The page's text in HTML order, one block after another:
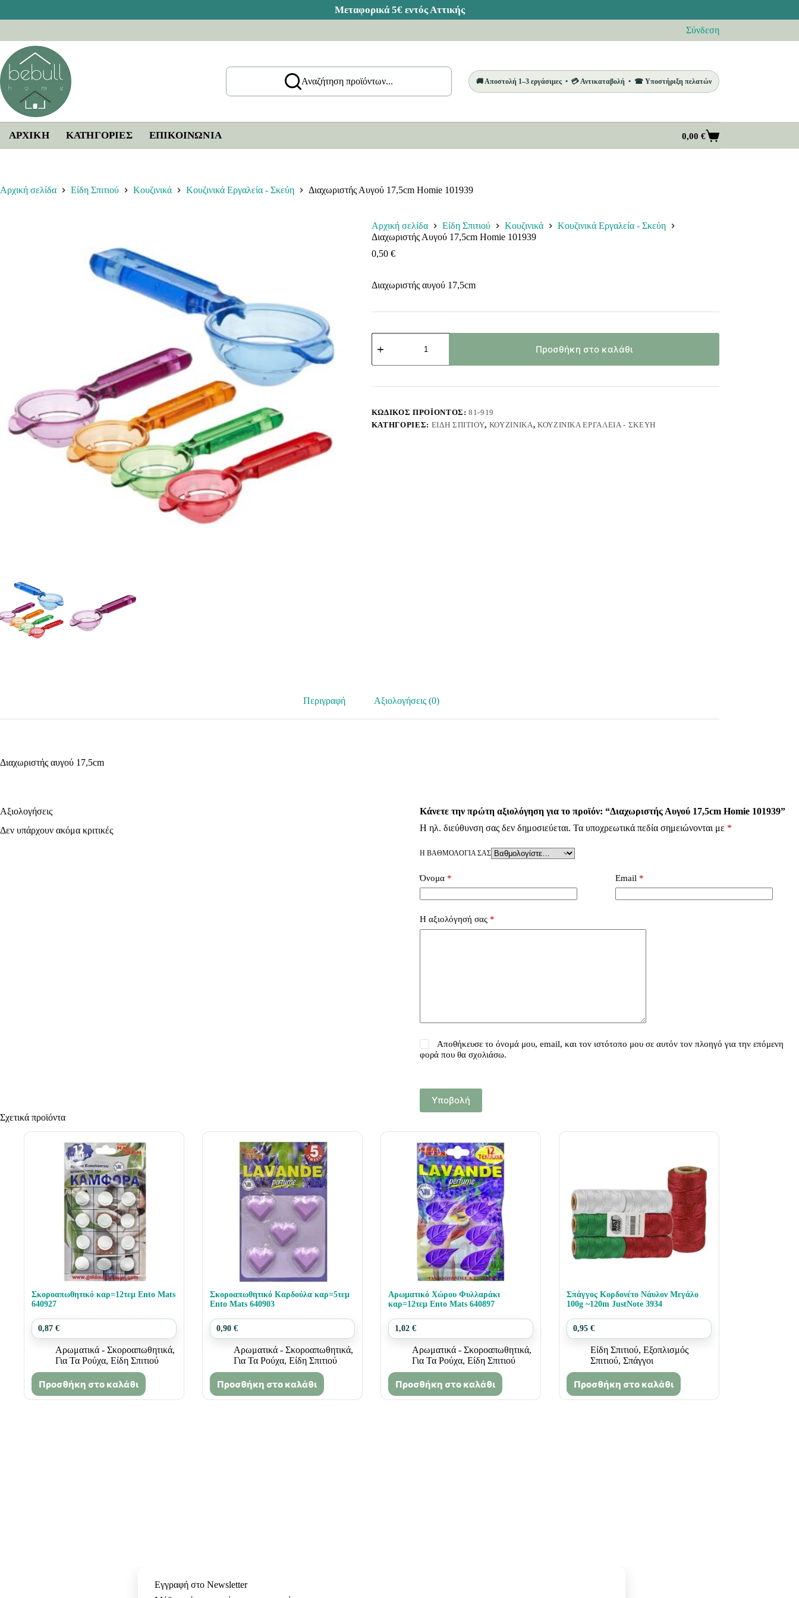
περιεχόμενο
Σύνδεση
Αναζήτηση προϊόντων... 🚚 Αποστολή 1–3 εργάσιμες • 💳 Αντικαταβολή • ☎ Υποστήριξη πελατών
ΑΡΧΙΚΗ ΚΑΤΗΓΟΡΙΕΣ ΕΠΙΚΟΙΝΩΝΊΑ
Καλάθι
Αγορών
0,00 €
Αρχική σελίδα Είδη Σπιτιού Κουζινικά Κουζινικά Εργαλεία - Σκεύη Διαχωριστής Αυγού 17,5cm Homie 101939
Αρχική σελίδα Είδη Σπιτιού Κουζινικά
Κουζινικά Εργαλεία - Σκεύη
Διαχωριστής Αυγού 17,5cm Homie 101939
0,50 €
Διαχωριστής αυγού 17,5cm
Διαχωριστής
Αυγού
Homie
ποσότητα
Προσθήκη στο καλάθι
ΚΩΔΙΚΌΣ ΠΡΟΪΌΝΤΟΣ:81-919
ΚΑΤΗΓΟΡΊΕΣ: ΕΊΔΗ ΣΠΙΤΙΟΎ, ΚΟΥΖΙΝΙΚΆ, ΚΟΥΖΙΝΙΚΆ ΕΡΓΑΛΕΊΑ - ΣΚΕΎΗ
Περιγραφή Αξιολογήσεις (0)
Διαχωριστής αυγού 17,5cm
Αξιολογήσεις
Δεν υπάρχουν ακόμα κριτικές
Κάνετε την πρώτη αξιολόγηση για το προϊόν: “Διαχωριστής Αυγού 17,5cm Homie 101939”
Η ηλ. διεύθυνση σας δεν δημοσιεύεται. Τα υποχρεωτικά πεδία σημειώνονται με *
Η ΒΑΘΜΟΛΟΓΊΑ ΣΑΣ
Όνομα* Email *
Η αξιολόγησή σας *
Αποθήκευσε το όνομά μου, email, και τον ιστότοπο μου σε αυτόν τον πλοηγό για την επόμενη
φορά που θα σχολιάσω.
Υποβολή
Σχετικά προϊόντα
Σκοροαπωθητικό καρ=12τεμ Ento Mats
640927
0,87 €
Αρωματικά - Σκοροαπωθητικά,
Για Τα Ρούχα, Είδη Σπιτιού
Προσθήκη στο καλάθι
Σκοροαπωθητικό Καρδούλα καρ=5τεμ
Ento Mats 640903
0,90 €
Αρωματικά - Σκοροαπωθητικά,
Για Τα Ρούχα, Είδη Σπιτιού
Προσθήκη στο καλάθι
Αρωματικό Χώρου Φυλλαράκι
καρ=12τεμ Ento Mats 640897
1,02 €
Αρωματικά - Σκοροαπωθητικά,
Για Τα Ρούχα, Είδη Σπιτιού
Προσθήκη στο καλάθι
Σπάγγος Κορδονέτο Νάυλον Μεγάλο
100g ~120m JustNote 3934
0,95 €
Είδη Σπιτιού, Εξοπλισμός
Σπιτιού, Σπάγγοι
Προσθήκη στο καλάθι
Εγγραφή στο Newsletter